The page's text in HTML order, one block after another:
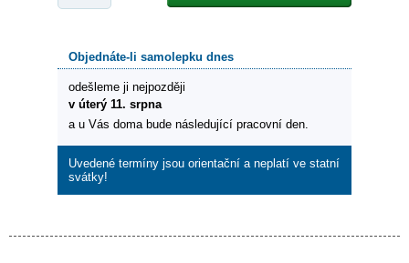
Objednáte-li samolepku dnes
odešleme ji nejpozději
v úterý 11. srpna
a u Vás doma bude následující pracovní den.
Uvedené termíny jsou orientační a neplatí ve statní
svátky!